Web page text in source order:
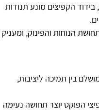
הקפיצים מונע תנודות
תורם לתחושת הנוחות והפינוק, ומעניק
מושלם בין תמיכה ליציבות,
הפוקט יוצר תחושה נעימה